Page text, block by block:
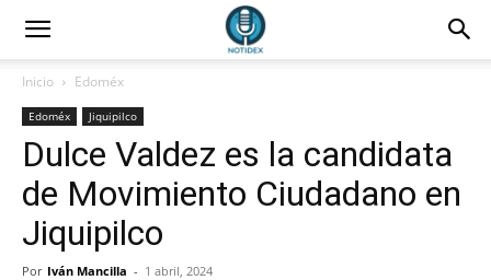
Inicio Edoméx
Edoméx Jiquipilco
Dulce Valdez es la candidata
de Movimiento Ciudadano en
Jiquipilco
Por Iván Mancilla - 1 abril, 2024